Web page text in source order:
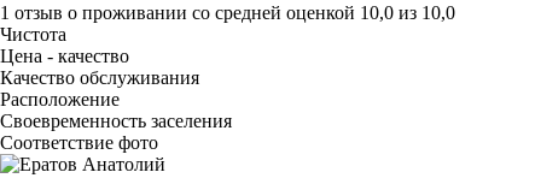
1 отзыв о проживании со средней оценкой 10,0 из 10,0
Чистота
Цена - качество
Качество обслуживания
Расположение
Своевременность заселения
Соответствие фото